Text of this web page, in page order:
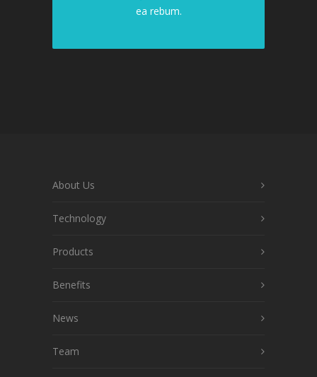
ea rebum.
About Us
Technology
Products
Benefits
News
Team